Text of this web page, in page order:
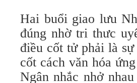
Hai buổi giao lưu
đúng nhờ tri thưc
điều cốt tử phải là
cốt cách văn hóa
Ngân nhắc nhở